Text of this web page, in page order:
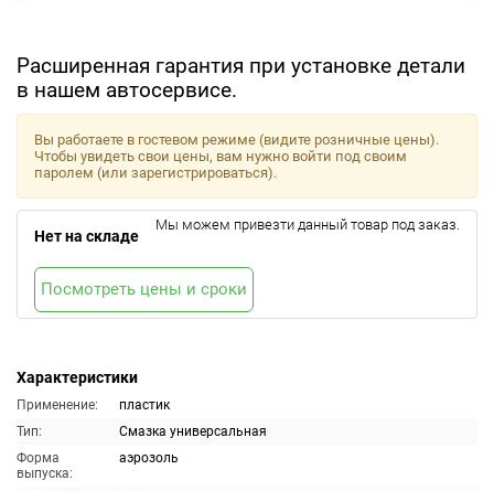
Расширенная гарантия при установке детали
в нашем автосервисе.
Характеристики
Применение:
пластик
Тип:
Смазка универсальная
Форма
выпуска:
аэрозоль
Вы работаете в гостевом режиме (видите розничные цены).
Чтобы увидеть свои цены, вам нужно войти под своим
паролем (или зарегистрироваться).
Нет на складе
Мы можем привезти данный товар под заказ.
Посмотреть цены и сроки